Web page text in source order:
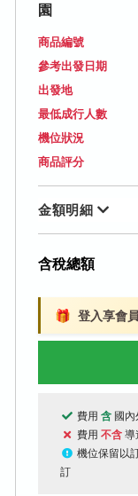
園
商品編號
參考出發日期
出發地
最低成行人數
機位狀況
商品評分
金額明細
含稅總額
🎁 登入享會
費用 含 國
費用 不含 導
機位保留以
訂